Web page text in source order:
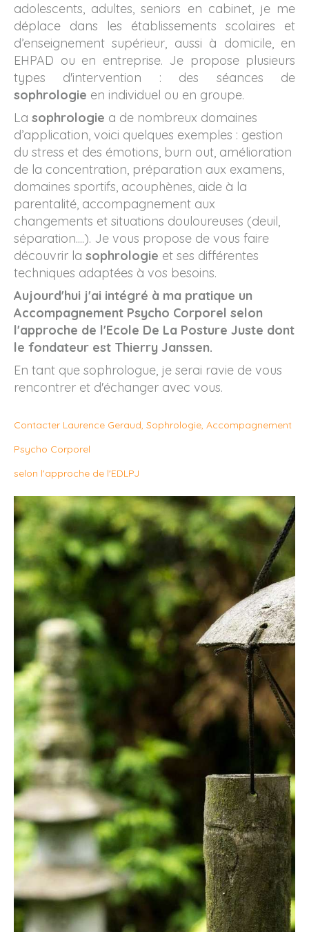
adolescents, adultes, seniors en cabinet, je me
déplace dans les établissements scolaires et
d’enseignement supérieur, aussi à domicile, en
EHPAD ou en entreprise. Je propose plusieurs
types d'intervention : des séances de
sophrologie en individuel ou en groupe.
La sophrologie a de nombreux domaines
d’application, voici quelques exemples : gestion
du stress et des émotions, burn out, amélioration
de la concentration, préparation aux examens,
domaines sportifs, acouphènes, aide à la
parentalité, accompagnement aux
changements et situations douloureuses (deuil,
séparation....). Je vous propose de vous faire
découvrir la sophrologie et ses différentes
techniques adaptées à vos besoins.
Aujourd'hui j'ai intégré à ma pratique un
Accompagnement Psycho Corporel selon
l'approche de l'Ecole De La Posture Juste dont
le fondateur est Thierry Janssen.
En tant que sophrologue, je serai ravie de vous
rencontrer et d'échanger avec vous.
Contacter Laurence Geraud, Sophrologie, Accompagnement
Psycho Corporel
selon l'approche de l'EDLPJ